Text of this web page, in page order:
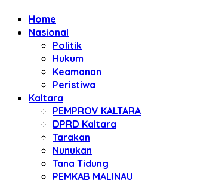
Home
Nasional
Politik
Hukum
Keamanan
Peristiwa
Kaltara
PEMPROV KALTARA
DPRD Kaltara
Tarakan
Nunukan
Tana Tidung
PEMKAB MALINAU